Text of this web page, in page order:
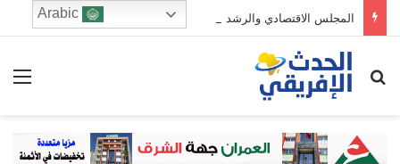
المجلس الاقتصادي والرشد الرقمي: من يحرس الطفولة في زمن الخوارزميات؟
ابحث عن
Arabic